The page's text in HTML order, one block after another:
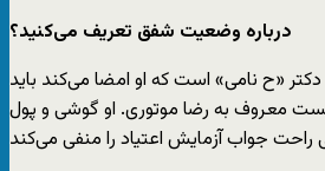
‌درباره وضعیت شفق تعریف می‌کنید؟
«ح نامی» است که او امضا می‌کند باید
معروف به رضا موتوری. او گوشی و پول